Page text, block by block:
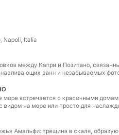
и знаменитым пляжем
зонами для загара и
в полном
обеда в одном из
волн.
заключается в
индивидуальным подходом
с вами, чтобы
Napoli, Italia
между Капри и Позитано,
ванн и незабываемых
море встречается с красочными
видом на море или просто для
Амальфи: трещина в скале,